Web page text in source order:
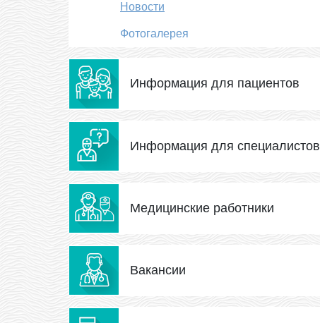
Новости
Фотогалерея
Информация для пациентов
Информация для специалистов
Медицинские работники
Вакансии